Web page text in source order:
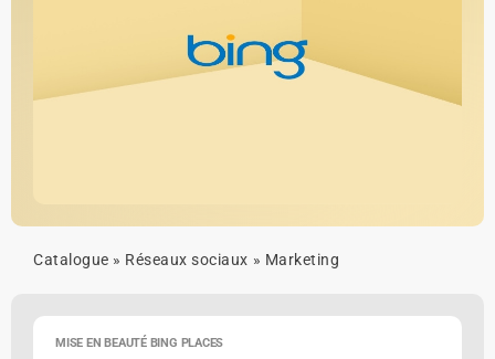
Catalogue » Réseaux sociaux » Marketing
MISE EN BEAUTÉ BING PLACES